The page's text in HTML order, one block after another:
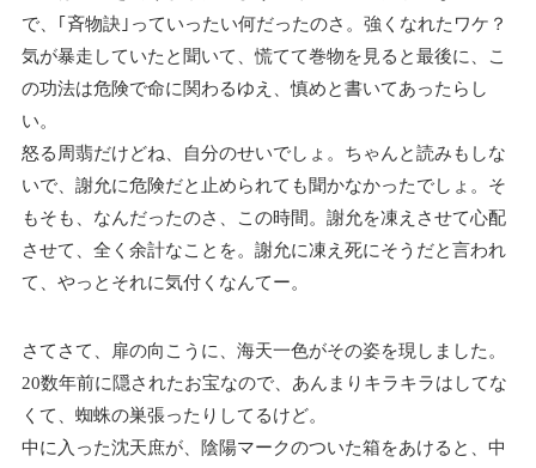
で、｢斉物訣｣っていったい何だったのさ。強くなれたワケ？
気が暴走していたと聞いて、慌てて巻物を見ると最後に、こ
の功法は危険で命に関わるゆえ、慎めと書いてあったらし
い。
怒る周翡だけどね、自分のせいでしょ。ちゃんと読みもしな
いで、謝允に危険だと止められても聞かなかったでしょ。そ
もそも、なんだったのさ、この時間。謝允を凍えさせて心配
させて、全く余計なことを。謝允に凍え死にそうだと言われ
て、やっとそれに気付くなんてー。
さてさて、扉の向こうに、海天一色がその姿を現しました。
20数年前に隠されたお宝なので、あんまりキラキラはしてな
くて、蜘蛛の巣張ったりしてるけど。
中に入った沈天庶が、陰陽マークのついた箱をあけると、中